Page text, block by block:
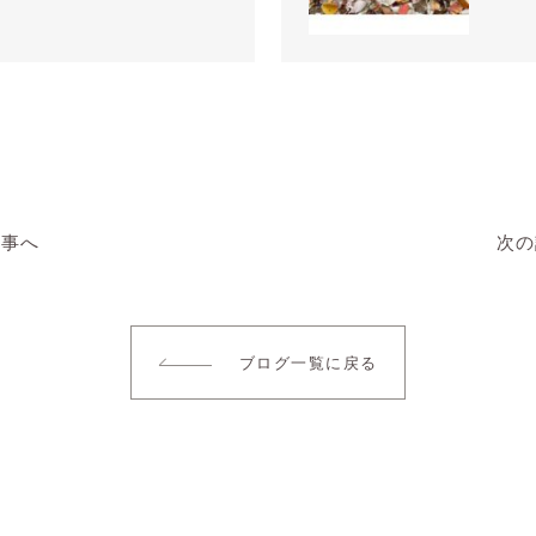
へ 次
ブログ一覧に戻る